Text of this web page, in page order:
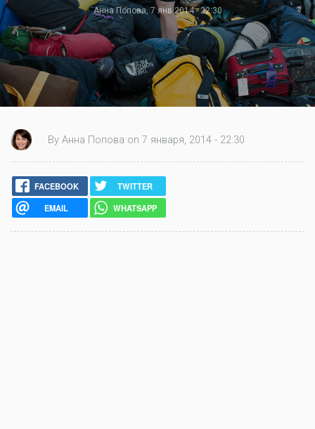
Анна Попова, 7 янв 2014 - 22:30
By Анна Попова on 7 января, 2014 - 22:30
FACEBOOK
TWITTER
EMAIL
WHATSAPP